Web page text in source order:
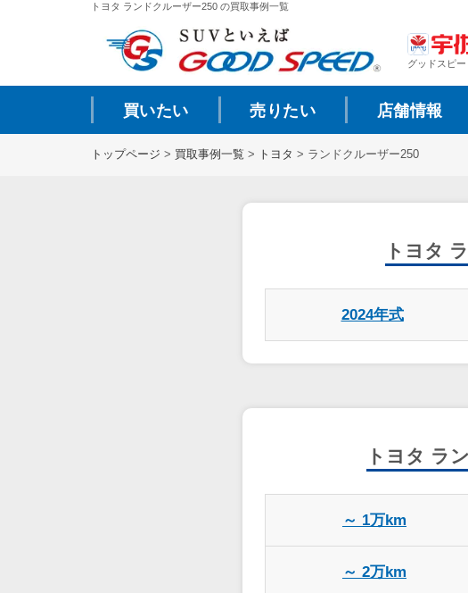
トヨタ ランドクルーザー250 の買取事例一覧
グッドスピー
買いたい 売りたい 店舗情報
トップページ > 買取事例一覧 > トヨタ > ランドクルーザー250
トヨタ
2024年式
トヨタ ラ
～ 1万km
～ 2万km